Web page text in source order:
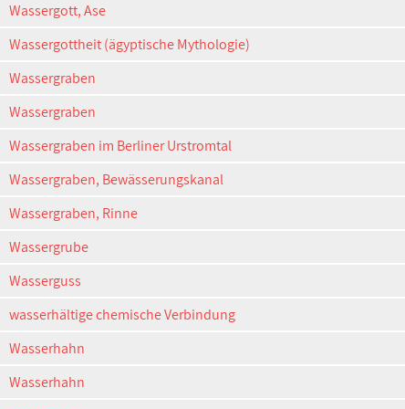
Wassergott, Ase
Wassergottheit (ägyptische Mythologie)
Wassergraben
Wassergraben
Wassergraben im Berliner Urstromtal
Wassergraben, Bewässerungskanal
Wassergraben, Rinne
Wassergrube
Wasserguss
wasserhältige chemische Verbindung
Wasserhahn
Wasserhahn